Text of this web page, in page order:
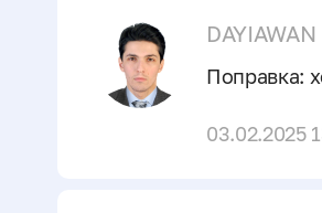
DAYIAWAN
Поправка:
03.02.2025